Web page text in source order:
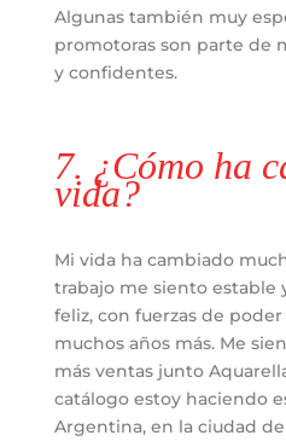
Algunas también muy
promotoras son parte de
y confidentes.
7. ¿Cómo ha
vida?
Mi vida ha cambiado
trabajo me siento estable
feliz, con fuerzas de
muchos años más. Me
más ventas junto
catálogo estoy haciendo
Argentina, en la ciudad